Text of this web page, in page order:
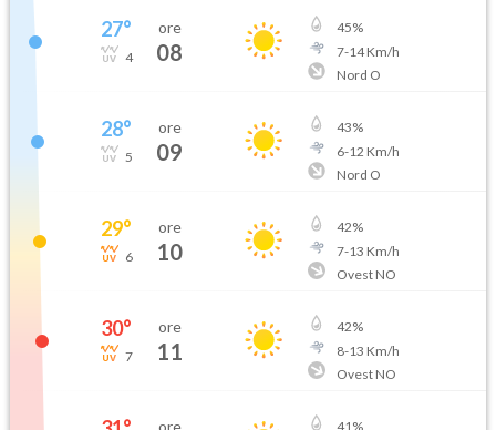
27°
4
ore
08
45%
7-14Km/h
Nord O
28°
5
ore
09
43%
6-12 Km/h
Nord O
29°
6
ore
10
42%
7-13 Km/h
Ovest NO
30°
7
ore
11
42%
8-13 Km/h
Ovest NO
ore 41 %